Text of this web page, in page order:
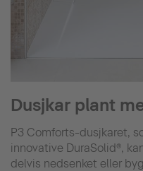
Dusjkar plant
P3 Comforts-dusjkaret,
innovative DuraSolid®,
delvis nedsenket eller